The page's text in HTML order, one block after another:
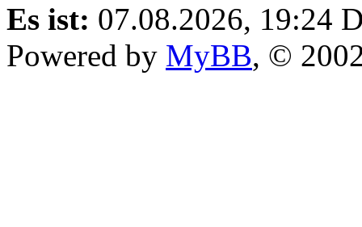
Es ist: 07.08.2026, 19:24
Powered by MyBB, ©